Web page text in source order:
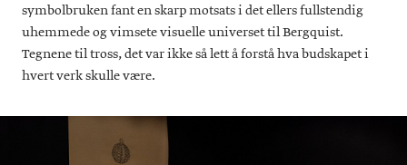
symbolbruken fant en skarp motsats i det ellers fullstendig
uhemmede og vimsete visuelle universet til Bergquist.
Tegnene til tross, det var ikke så lett å forstå hva budskapet i
hvert verk skulle være.